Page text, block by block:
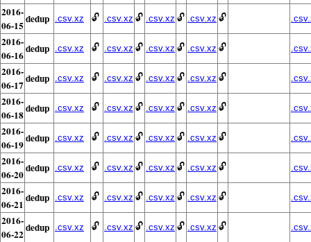
2016-
06-15 dedup .csv.xz 🔓 .csv.xz 🔓 .csv.xz 🔓 .csv.xz 🔓
2016-
06-16dedup .csv.xz 🔓 .csv.xz 🔓 .csv.xz 🔓 .csv.xz 🔓
2016-
06-17dedup .csv.xz 🔓 .csv.xz 🔓 .csv.xz 🔓 .csv.xz 🔓
2016-
06-18dedup .csv.xz 🔓 .csv.xz 🔓 .csv.xz 🔓 .csv.xz 🔓
2016-
06-19dedup .csv.xz 🔓 .csv.xz 🔓 .csv.xz 🔓 .csv.xz 🔓
2016-
06-20dedup .csv.xz 🔓 .csv.xz 🔓 .csv.xz 🔓 .csv.xz 🔓
2016-
06-21 dedup .csv.xz 🔓 .csv.xz 🔓 .csv.xz 🔓 .csv.xz 🔓
2016-
06-22dedup .csv.xz 🔓 .csv.xz 🔓 .csv.xz 🔓 .csv.xz 🔓